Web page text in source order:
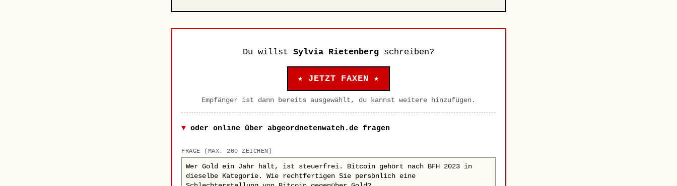
Du willst Sylvia Rietenberg schreiben?
★ JETZT FAXEN ★
Empfänger ist dann bereits ausgewählt, du kannst weitere hinzufügen.
oder online über abgeordnetenwatch.de fragen
FRAGE (MAX. 200 ZEICHEN)